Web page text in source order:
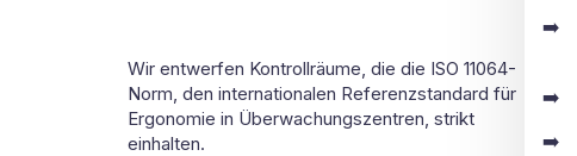
Wir entwerfen Kontrollräume, die die ISO 11064-
Norm, den internationalen Referenzstandard für
Ergonomie in Überwachungszentren, strikt
einhalten.